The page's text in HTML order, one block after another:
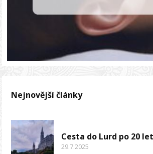
Nejnovější články
Cesta do Lurd po 20
29.7.2025